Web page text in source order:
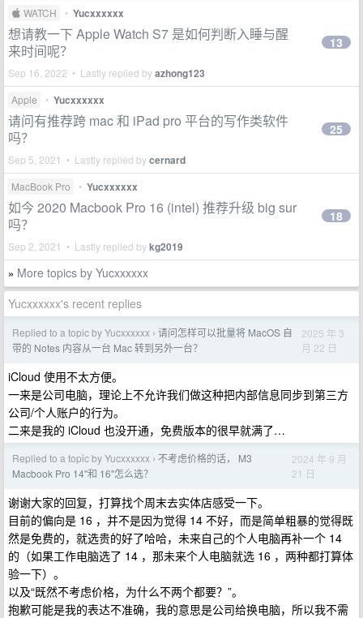
 WATCH • Yucxxxxxx
想请教一下 Apple Watch S7 是如何判断入睡与醒
来时间呢？
Sep 16, 2022 • Lastly replied byazhong123
13
Apple • Yucxxxxxx
请问有推荐跨 mac 和 iPad pro 平台的写作类软件
吗？
Sep 5, 2021 • Lastly replied bycernard
25
MacBook Pro • Yucxxxxxx
如今 2020 Macbook Pro 16 (intel) 推荐升级 big sur
吗？
Sep 2, 2021 • Lastly replied bykg2019
18
» More topics by Yucxxxxxx
Yucxxxxxx's recent replies
Replied to a topic by Yucxxxxxx › 请问怎样可以批量将 MacOS 自
带的 Notes 内容从一台 Mac 转到另外一台？
2025 年 3
月 22 日
iCloud 使用不太方便。
一来是公司电脑，理论上不允许我们做这种把内部信息同步到第三方
公司/个人账户的行为。
二来是我的 iCloud 也没开通，免费版本的很早就满了…
Replied to a topic by Yucxxxxxx › 不考虑价格的话， M3
Macbook Pro 14''和 16''怎么选？
2024 年 9 月
21 日
谢谢大家的回复，打算找个周末去实体店感受一下。
目前的偏向是 16 ，并不是因为觉得 14 不好，而是简单粗暴的觉得既
然是免费的，就选贵的好了哈哈，未来自己的个人电脑再补一个 14
的（如果工作电脑选了 14 ，那未来个人电脑就选 16 ，两种都打算体
验一下）。
以及“既然不考虑价格，为什么不两个都要？”。
抱歉可能是我的表达不准确，我的意思是公司给换电脑，所以我不需